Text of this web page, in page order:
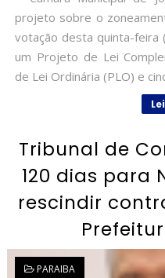
projeto sobre o
votação desta quinta-
um Projeto de Lei
de Lei Ordinária (PLO) e
Tribunal de
120 dias para
rescindir
PARAIBA